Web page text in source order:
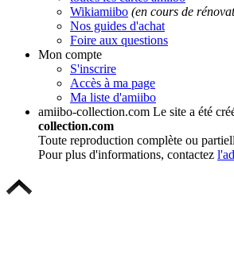
Wikiamiibo (en cours de
Nos guides d'achat
Foire aux questions
Mon compte
S'inscrire
Accès à ma page
Ma liste d'amiibo
amiibo-collection.com Le site a été
collection.com
Toute reproduction complète ou
Pour plus d'informations, contactez